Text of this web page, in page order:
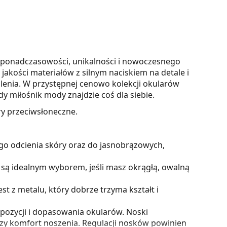
unikalności i nowoczesnego
materiałów z silnym naciskiem na detale i
W przystępnej cenowo kolekcji okularów
miłośnik mody znajdzie coś dla siebie.
przeciwsłoneczne.
odcienia skóry oraz do jasnobrązowych,
są idealnym wyborem, jeśli masz okrągłą, owalną
z metalu, który dobrze trzyma kształt i
i dopasowania okularów. Noski
komfort noszenia. Regulacji nosków powinien